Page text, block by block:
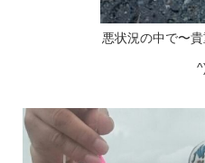
悪状況の中で〜